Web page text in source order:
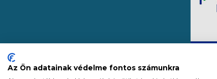
Az Ön adatainak védelme fontos számunkra